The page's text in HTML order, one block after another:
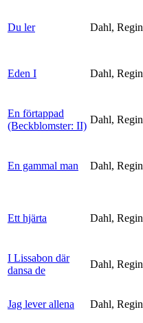
Du ler Dahl, Regin
Eden I Dahl, Regin
En förtappad
(Beckblomster: II)
Dahl, Regin
En gammal man Dahl, Regin
Ett hjärta Dahl, Regin
I Lissabon där
dansa de
Dahl, Regin
Jag lever allena Dahl, Regin